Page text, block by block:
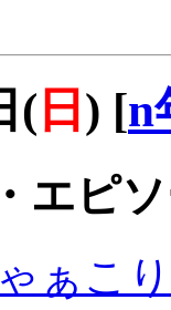
( 日 ) [n
エピ
ぁこ